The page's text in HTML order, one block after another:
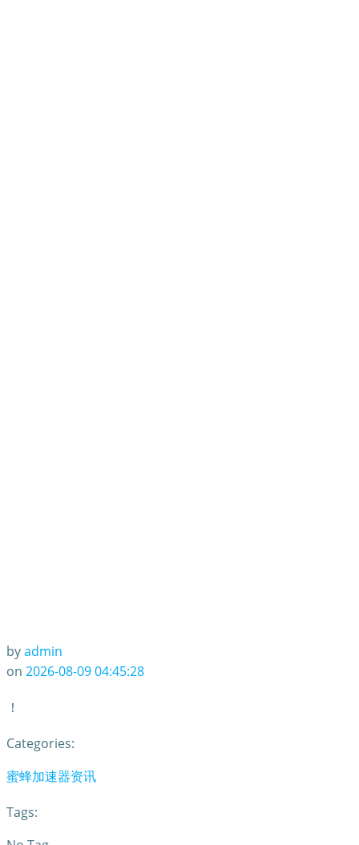
byadmin
on 2026-08-09 04:45:28
！
Categories:
蜜蜂加速器资讯
Tags: